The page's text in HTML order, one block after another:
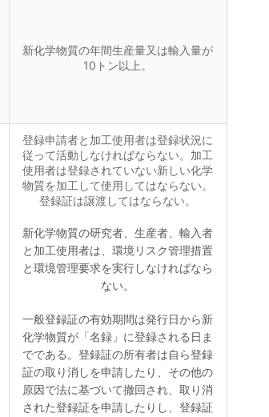
新化学物質の年間生産量又は輸入量が
10トン以上。
登録申請者と加工使用者は登録状況に
従って活動しなければならない。加工
使用者は登録されていない新しい化学
物質を加工して使用してはならない。
登録証は譲渡してはならない。
新化学物質の研究者、生産者、輸入者
と加工使用者は、環境リスク管理措置
と環境管理要求を実行しなければなら
ない。
一般登録証の有効期間は発行日から新
化学物質が「名録」に登録される日ま
でである。登録証の所有者は自ら登録
証の取り消しを申請したり、その他の
原因で法に基づいて撤回され、取り消
された登録証を申請したりし、登録証